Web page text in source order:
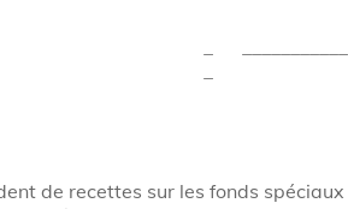
de recettes sur les fonds spéciaux